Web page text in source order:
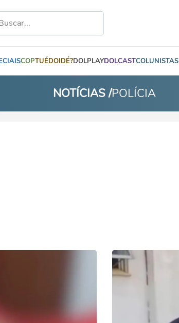
COPTUÉDOIDÉ?DOLPLAYDOLCASTCOLUNISTAS
NOTÍCIAS /POLÍCIA